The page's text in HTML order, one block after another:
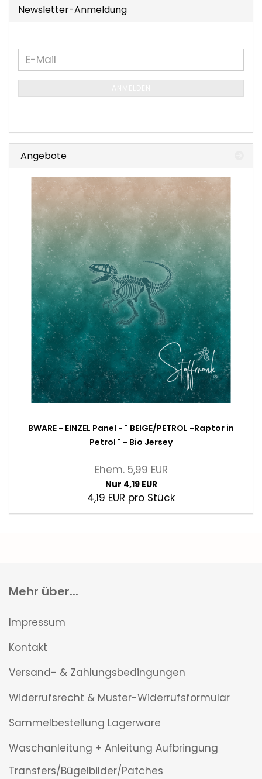
Newsletter-Anmeldung
WEITER
ZUR
NEWSLETTER-
ANMELDUNG
E-
Mail
Angebote
BWARE - EINZEL Panel - " BEIGE/PETROL -Raptor in
Petrol " - Bio Jersey
Ehem. 5,99 EUR
Nur 4,19 EUR
4,19 EUR pro Stück
Mehr über...
Impressum
Kontakt
Versand- & Zahlungsbedingungen
Widerrufsrecht & Muster-Widerrufsformular
Sammelbestellung Lagerware
Waschanleitung + Anleitung Aufbringung
Transfers/Bügelbilder/Patches